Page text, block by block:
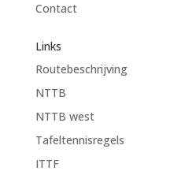
Contact
Links
Routebeschrijving
NTTB
NTTB west
Tafeltennisregels
ITTF